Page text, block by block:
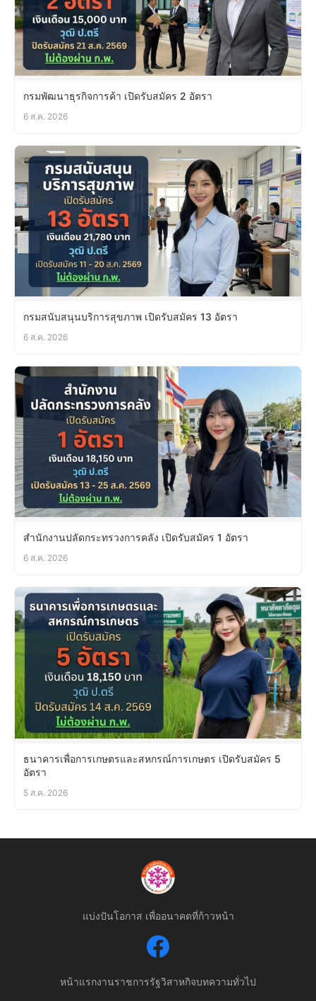
กรมพัฒนาธุรกิจการค้า เปิดรับสมัคร 2 อัตรา
6 ส.ค. 2026
กรมสนับสนุนบริการสุขภาพ เปิดรับสมัคร 13 อัตรา
6 ส.ค. 2026
สำนักงานปลัดกระทรวงการคลัง เปิดรับสมัคร 1 อัตรา
6 ส.ค. 2026
ธนาคารเพื่อการเกษตรและสหกรณ์การเกษตร เปิดรับสมัคร 5
อัตรา
5 ส.ค. 2026
แบ่งปันโอกาส เพื่ออนาคตที่ก้าวหน้า
หน้าแรกงานราชการรัฐวิสาหกิจบทความทั่วไป